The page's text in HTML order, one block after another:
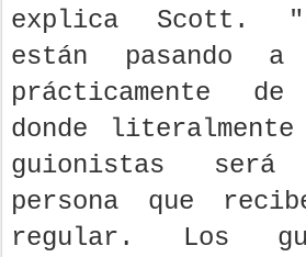
explica Scott.
están pasando a
prácticamente de
donde
guionistas
persona que
regular. Los